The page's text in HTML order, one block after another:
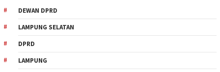
DEWAN DPRD
LAMPUNG SELATAN
DPRD
LAMPUNG